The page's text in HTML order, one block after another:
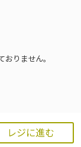
レジに進む
りません。